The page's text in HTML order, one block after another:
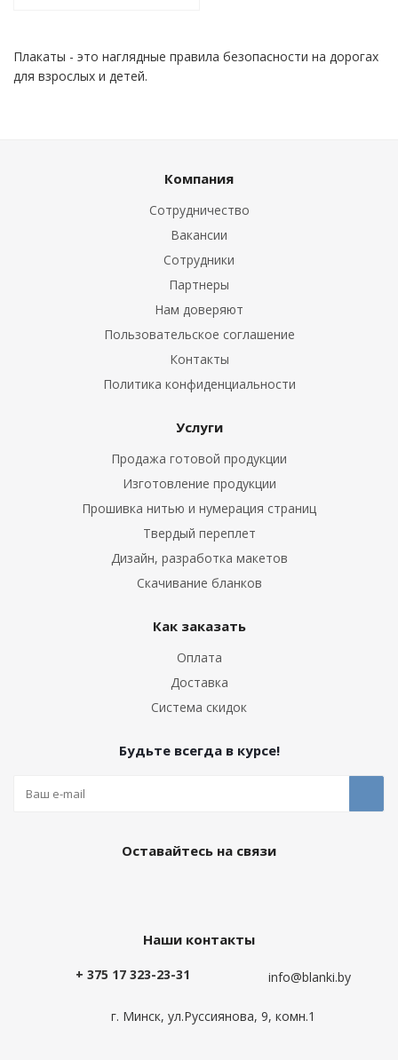
Плакаты - это наглядные правила безопасности на дорогах
для взрослых и детей.
Компания
Сотрудничество
Вакансии
Сотрудники
Партнеры
Нам доверяют
Пользовательское соглашение
Контакты
Политика конфиденциальности
Услуги
Продажа готовой продукции
Изготовление продукции
Прошивка нитью и нумерация страниц
Твердый переплет
Дизайн, разработка макетов
Скачивание бланков
Как заказать
Оплата
Доставка
Система скидок
Будьте всегда в курсе!
Оставайтесь на связи
Наши контакты
+ 375 17 323-23-31 info@blanki.by
г. Минск, ул.Руссиянова, 9, комн.1